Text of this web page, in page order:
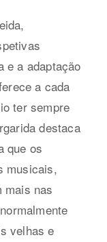
e a adaptação
a cada
ter sempre
destaca
que os
musicais,
mais nas
velhas e